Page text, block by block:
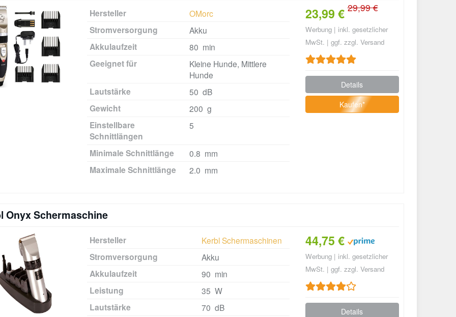
23,99 €29,99 €
Werbung | inkl. gesetzlicher
MwSt. | ggf. zzgl. Versand
Details
Kaufen*
Hersteller OMorc
Stromversorgung Akku
Akkulaufzeit 80 min
Geeignet für
Kleine Hunde, Mittlere
Hunde
Lautstärke 50 dB
Gewicht 200 g
Einstellbare
Schnittlängen
5
Minimale Schnittlänge 0.8 mm
Maximale Schnittlänge 2.0 mm
Onyx Schermaschine
44,75 €
Werbung | inkl. gesetzlicher
MwSt. | ggf. zzgl. Versand
Details
Hersteller Kerbl Schermaschinen
Stromversorgung Akku
Akkulaufzeit 90 min
Leistung 35 W
Lautstärke 70 dB